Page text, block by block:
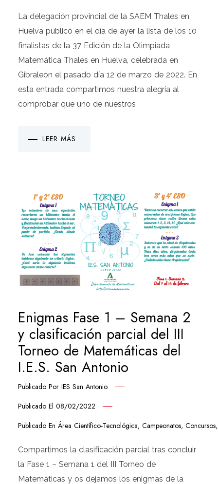
La delegación provincial de la SAEM Thales en
Huelva publicó en el día de ayer la lista de los 10
finalistas de la 37 Edición de la Olimpiada
Matemática Thales en Huelva, celebrada en
Gibraleón el pasado día 12 de marzo de 2022. En
esta entrada compartimos nuestra alegría al
comprobar que uno de nuestros
LEER MÁS
Enigmas Fase 1 – Semana 2
y clasificación parcial del III
Torneo de Matemáticas del
I.E.S. San Antonio
Publicado PorIES San Antonio
Publicado El08/02/2022
Publicado EnÁrea Científico-Tecnológica,Campeonatos,Concursos
Compartimos la clasificación parcial tras concluir
la Fase 1 – Semana 1 del III Torneo de
Matemáticas y os dejamos los enigmas de la